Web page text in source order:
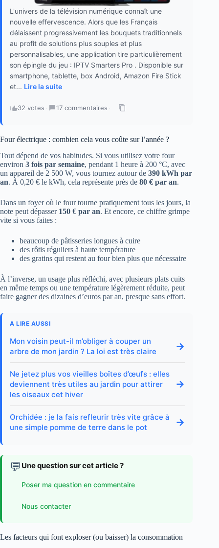
L'univers de la télévision numérique connaît une
nouvelle effervescence. Alors que les Français
délaissent progressivement les bouquets traditionnels
au profit de solutions plus souples et plus
personnalisables, une application tire particulièrement
son épingle du jeu : IPTV Smarters Pro . Disponible sur
smartphone, tablette, box Android, Amazon Fire Stick
et... Lire la suite
32 votes · 17 commentaires ·
Four électrique : combien cela vous coûte sur l’année ?
Tout dépend de vos habitudes. Si vous utilisez votre four
environ 3 fois par semaine, pendant 1 heure à 200 °C, avec
un appareil de 2 500 W, vous tournez autour de 390 kWh par
an. À 0,20 € le kWh, cela représente près de 80 € par an.
Dans un foyer où le four tourne pratiquement tous les jours, la
note peut dépasser 150 € par an. Et encore, ce chiffre grimpe
vite si vous faites :
beaucoup de pâtisseries longues à cuire
des rôtis réguliers à haute température
des gratins qui restent au four bien plus que nécessaire
À l’inverse, un usage plus réfléchi, avec plusieurs plats cuits
en même temps ou une température légèrement réduite, peut
faire gagner des dizaines d’euros par an, presque sans effort.
A LIRE AUSSI
Mon voisin peut-il m’obliger à couper un
arbre de mon jardin ? La loi est très claire
→
Ne jetez plus vos vieilles boîtes d’œufs : elles
deviennent très utiles au jardin pour attirer
les oiseaux cet hiver
→
Orchidée : je la fais refleurir très vite grâce à
une simple pomme de terre dans le pot
→
💬 Une question sur cet article ?
Poser ma question en commentaire
Nous contacter
Les facteurs qui font exploser (ou baisser) la consommation